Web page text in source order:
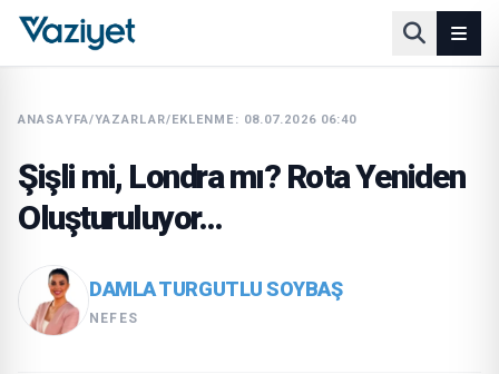
ANASAYFA/YAZARLAR/EKLENME: 08.07.2026 06:40
Şişli mi, Londra mı? Rota Yeniden
Oluşturuluyor…
DAMLA TURGUTLU SOYBAŞ
NEFES